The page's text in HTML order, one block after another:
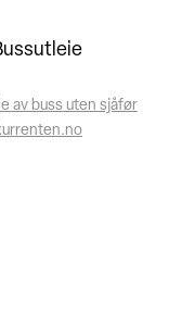
av buss uten sjåfør